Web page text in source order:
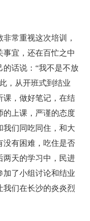
常重视这次培训，
宜，还在百忙之中
话说：“我不是不放
，从开班式到结业
课，做好笔记，在结
的上课，严谨的态度
我们同吃同住，和大
没有困难，吃住是否
两天的学习中，民进
加了小组讨论和结业
我们在长沙的炎炎烈